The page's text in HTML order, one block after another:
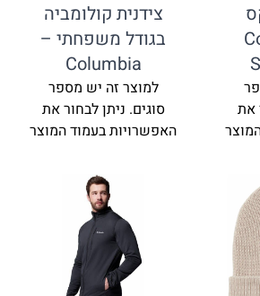
צידנית קולומביה
בגודל משפחתי –
למוצר זה יש מספר
סוגים. ניתן לבחור את
האפשרויות בעמוד המוצר